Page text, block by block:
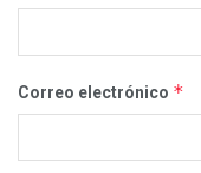
Correo electrónico *